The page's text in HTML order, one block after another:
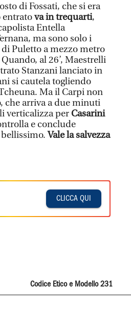
di Fossati, che si era
entratova in trequarti,
Entella
ma sono solo i
Puletto a mezzo metro
al 26’, Maestrelli
Stanzani lanciato in
si cautela togliendo
Ma il Carpi non
che arriva a due minuti
verticalizza per Casarini
e conclude
bellissimo.Vale la salvezza
CLICCA QUI
Codice Etico e Modello 231